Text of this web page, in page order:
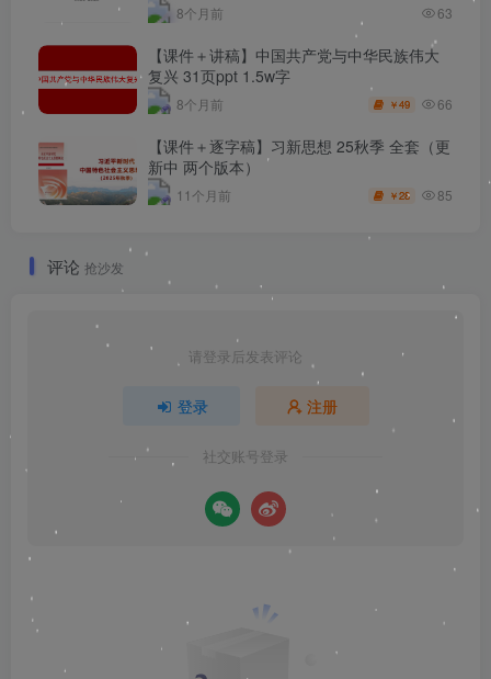
8个月前 63
【课件＋讲稿】中国共产党与中华民族伟大
复兴 31页ppt 1.5w字
8个月前 ￥49 66
【课件＋逐字稿】习新思想 25秋季 全套（更
新中 两个版本）
11个月前 ￥28 85
评论 抢沙发
请登录后发表评论
登录 注册
社交账号登录